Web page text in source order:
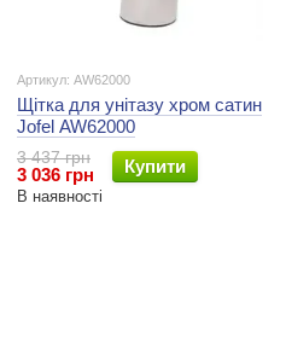
Артикул: AW62000
Щітка для унітазу хром сатин
Jofel AW62000
3 437 грн
3 036 грн Купити
В наявності